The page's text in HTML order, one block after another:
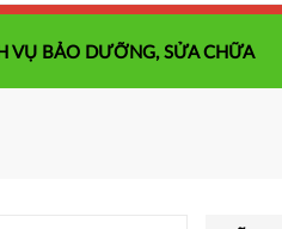
VỤ BẢO DƯỠNG, SỬA CHỮA